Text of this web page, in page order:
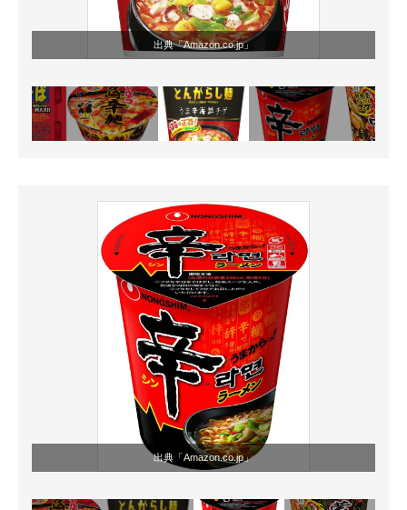
出典「Amazon.co.jp」
出典「 Amazon.co.jp」